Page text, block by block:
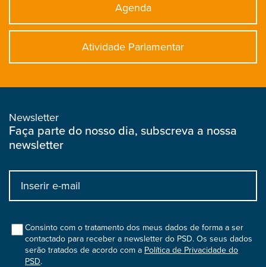
Agenda
Atividade Parlamentar
Newsletter
Faça parte do nosso dia, subscreva a nossa
newsletter
Input
bootstrap
colConsinto com o tratamento dos meus dados de forma a ser
contactado para receber a newsletter do PSD. Os seus dados
serão tratados de acordo com a Política de Privacidade do
PSD.